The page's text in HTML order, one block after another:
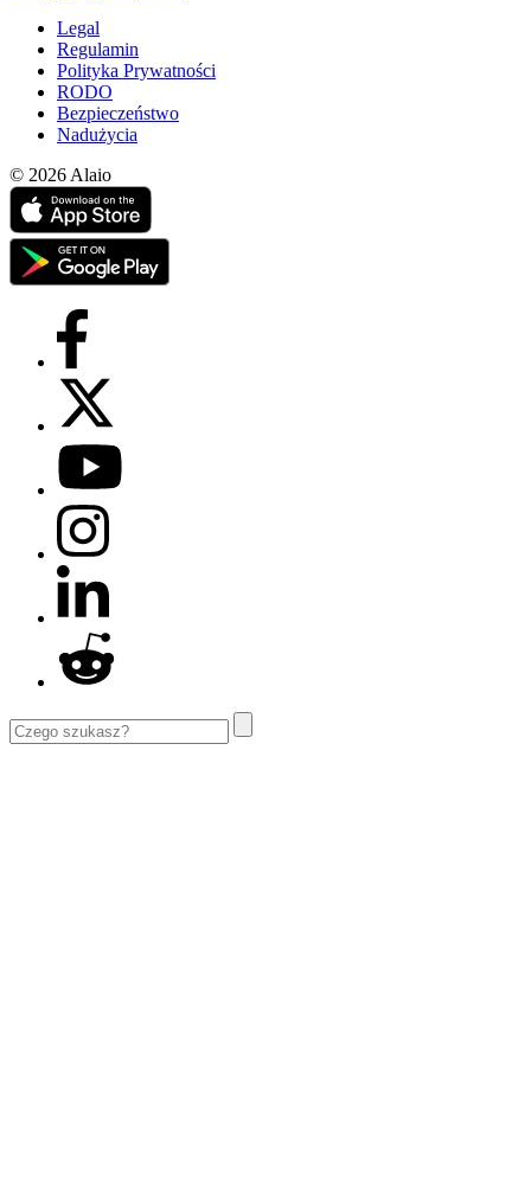
Legal
Regulamin
Polityka Prywatności
RODO
Bezpieczeństwo
Nadużycia
© 2026 Alaio